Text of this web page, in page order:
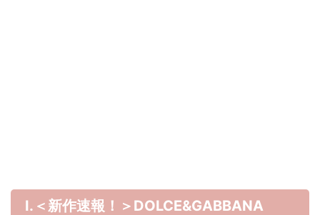
Ⅰ.＜新作速報！＞DOLCE&GABBANA